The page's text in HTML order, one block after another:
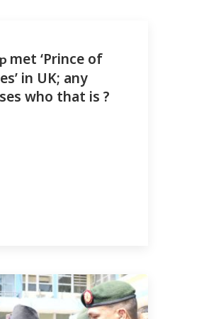
met ‘Prince of
in UK; any
who that is ?